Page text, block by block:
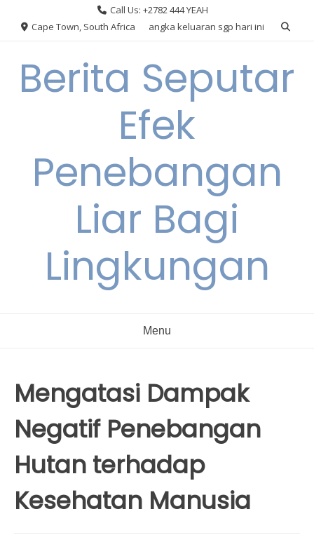
Call Us: +2782 444 YEAH
Cape Town, South Africa
angka keluaran sgp hari ini
Berita Seputar
Efek
Penebangan
Liar Bagi
Lingkungan
Menu
Mengatasi Dampak
Negatif Penebangan
Hutan terhadap
Kesehatan Manusia